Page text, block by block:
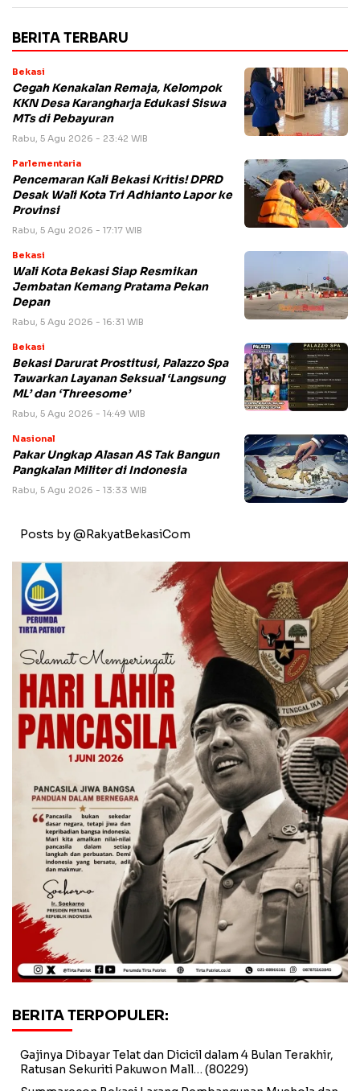
BERITA TERBARU
Bekasi
Cegah Kenakalan Remaja, Kelompok
KKN Desa Karangharja Edukasi Siswa
MTs di Pebayuran
Rabu, 5 Agu 2026 - 23:42 WIB
Parlementaria
Pencemaran Kali Bekasi Kritis! DPRD
Desak Wali Kota Tri Adhianto Lapor ke
Provinsi
Rabu, 5 Agu 2026 - 17:17 WIB
Bekasi
Wali Kota Bekasi Siap Resmikan
Jembatan Kemang Pratama Pekan
Depan
Rabu, 5 Agu 2026 - 16:31 WIB
Bekasi
Bekasi Darurat Prostitusi, Palazzo Spa
Tawarkan Layanan Seksual ‘Langsung
ML’ dan ‘Threesome’
Rabu, 5 Agu 2026 - 14:49 WIB
Nasional
Pakar Ungkap Alasan AS Tak Bangun
Pangkalan Militer di Indonesia
Rabu, 5 Agu 2026 - 13:33 WIB
Posts by @RakyatBekasiCom
BERITA TERPOPULER:
Gajinya Dibayar Telat dan Dicicil dalam 4 Bulan Terakhir,
Ratusan Sekuriti Pakuwon Mall… (80229)